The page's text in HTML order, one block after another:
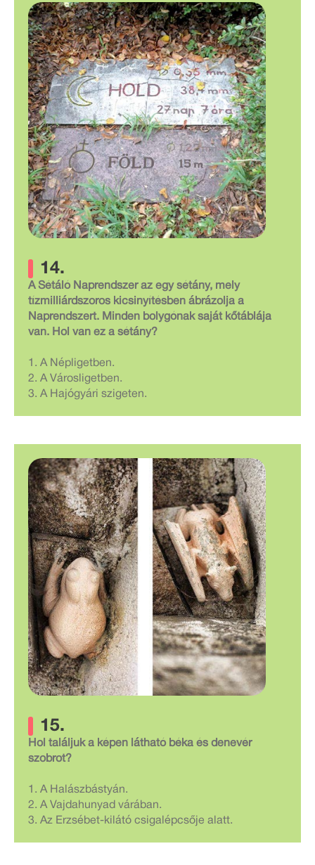
14.
A Sétáló Naprendszer az egy sétány, mely
tízmilliárdszoros kicsinyítésben ábrázolja a
Naprendszert. Minden bolygónak saját kőtáblája
van. Hol van ez a sétány?
1. A Népligetben.
2. A Városligetben.
3. A Hajógyári szigeten.
15.
Hol találjuk a képen látható béka és denevér
szobrot?
1. A Halászbástyán.
2. A Vajdahunyad várában.
3. Az Erzsébet-kilátó csigalépcsője alatt.